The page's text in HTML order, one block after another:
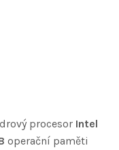
procesor Intel
operační paměti